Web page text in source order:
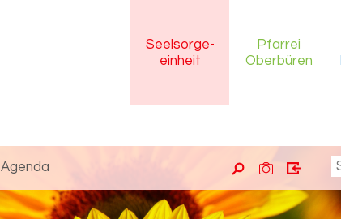
Seelsorge-
einheit
Pfarrei
Oberbüren
Agenda